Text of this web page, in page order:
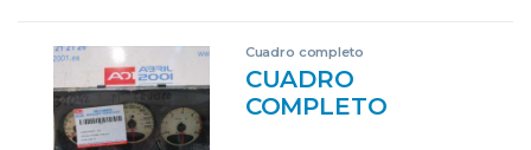
Cuadro completo
CUADRO
COMPLETO